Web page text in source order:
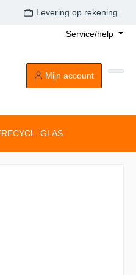
Levering op rekening
Service/help
Mijn account
GLAS